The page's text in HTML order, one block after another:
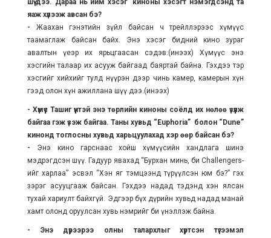
шүү дээ. Дараа нь ийм хэсэг киноны хэсэгт нэмэгдсэнд та
яаж хүлээж авсан бэ?
- Жаахан гэнэтийн зүйл байсан ч трейллэрээс хүмүүс
таамаглаж байсан байх. Энэ хэсэг бидний кино зураг
авалтын үеэр их ярьцгаасан сэдэв.(инээх) Хүмүүс энэ
хэсгийн талаар их асууж байгаад баяртай байна. Гэхдээ тэр
хэсгийг хийхийг тулд нүүрэн дээр чинь камер, камерын хүн
гээд олон хүн ажиллана шүү дээ.(инээх)
- Хүмүүс Ташиг үүнтэй энэ төрлийн киноны соёлд их нөлөө үзүүлж
байгаа гэж үзэж байгаа. Таны хувьд “ Euphoria” болон “ Dune”
кинонд тоглосны хувьд харьцуулахад хэр өөр байсан бэ?
- Энэ кино гарснаас хойш хүмүүсийн хандлага шинэ
мэдрэгдсэн шүү. Гадуур явахад “Бурхан минь, би Challengers-
ийг харлаа” эсвэл “Хэн яг тэмцээнд түрүүлсэн юм бэ?” гэх
зэрэг асууцгааж байсан. Гэхдээ надад тэдэнд хэн ялсан
тухай хариулт байхгүй. Эдгээр бүх дүрийн хувьд надад манай
хамт олонд оруулсан хувь нэмрийг би үнэллэж байна.
- Энэ дүрээрээ олны талархлыг хүртсэн түгээмэл